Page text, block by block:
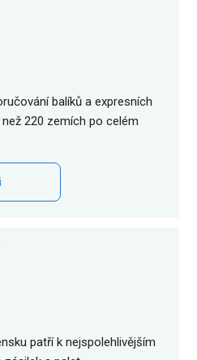
balíků a expresních
220 zemích po celém
patří k nejspolehlivějším